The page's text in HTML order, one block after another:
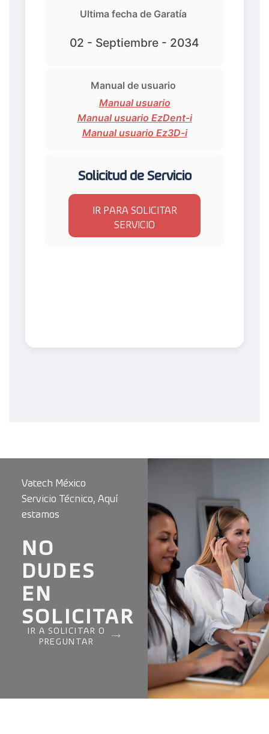
Ultima fecha de Garatía
02 - Septiembre - 2034
Manual de usuario
Manual usuario
Manual usuario EzDent-i
Manual usuario Ez3D-i
Solicitud de Servicio
IR PARA SOLICITAR
SERVICIO
Vatech México
Servicio Técnico, Aquí
estamos
NO
DUDES
EN
SOLICITAR
IR A SOLICITAR O
PREGUNTAR